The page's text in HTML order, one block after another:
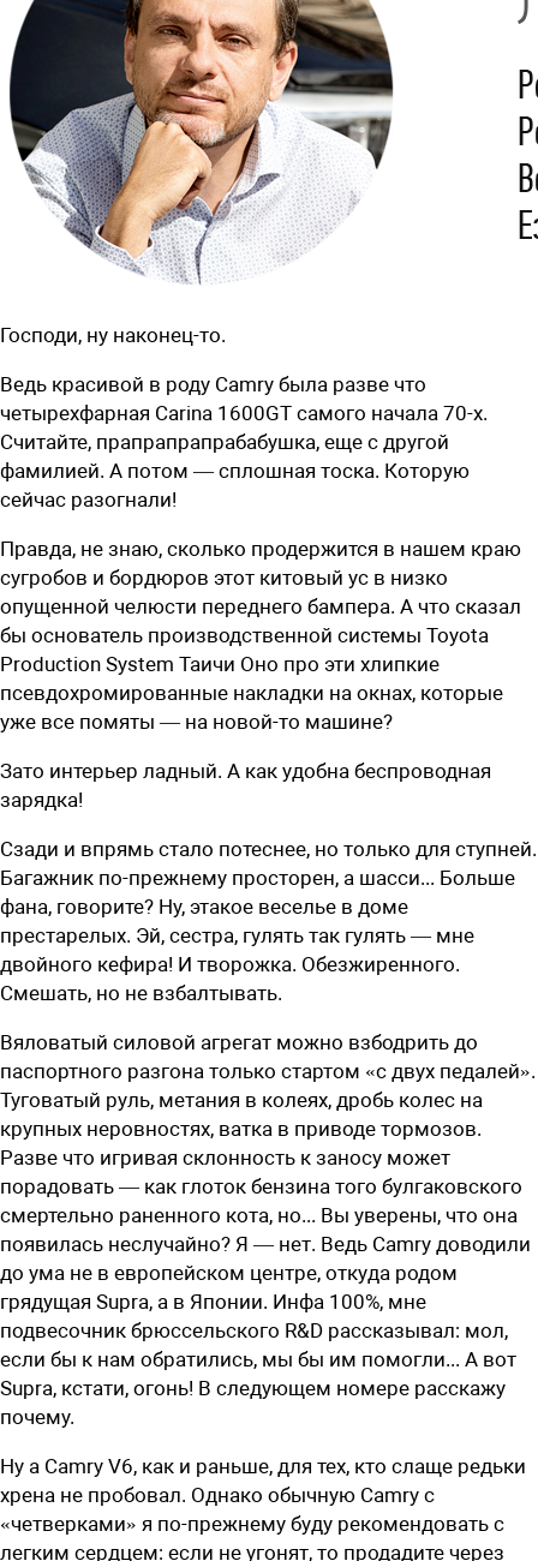
Господи, ну наконец-то.
Ведь красивой в роду Camry была разве что
четырехфарная Carina 1600GT самого начала 70-х.
Считайте, прапрапрапрабабушка, еще с другой
фамилией. А потом — сплошная тоска. Которую
сейчас разогнали!
Правда, не знаю, сколько продержится в нашем краю
сугробов и бордюров этот китовый ус в низко
опущенной челюсти переднего бампера. А что сказал
бы основатель производственной системы Toyota
Production System Таичи Оно про эти хлипкие
псевдохромированные накладки на окнах, которые
уже все помяты — на новой-то машине?
Зато интерьер ладный. А как удобна беспроводная
зарядка!
Сзади и впрямь стало потеснее, но только для ступней.
Багажник ­по-прежнему просторен, а шасси... Больше
фана, говорите? Ну, этакое веселье в доме
престарелых. Эй, сестра, гулять так гулять — мне
двойного кефира! И творожка. Обезжиренного.
Смешать, но не взбалтывать.
Вяловатый силовой агрегат можно взбодрить до
паспортного разгона только стартом «с двух педалей».
Туговатый руль, метания в колеях, дробь колес на
крупных неровностях, ватка в приводе тормозов.
Разве что игривая склонность к заносу может
порадовать — как глоток бензина того булгаковского
смертельно раненного кота, но... Вы уверены, что она
появилась неслучайно? Я — нет. Ведь Camry доводили
до ума не в европейском центре, откуда родом
грядущая Supra, а в Японии. Инфа 100%, мне
подвесочник брюссельского R&D рассказывал: мол,
если бы к нам обратились, мы бы им помогли... А вот
Supra, кстати, огонь! В следующем номере расскажу
почему.
Ну а Camry V6, как и раньше, для тех, кто слаще редьки
хрена не пробовал. Однако обычную Camry с
«четверками» я по-прежнему буду рекомендовать с
легким сердцем: если не угонят, то продадите через